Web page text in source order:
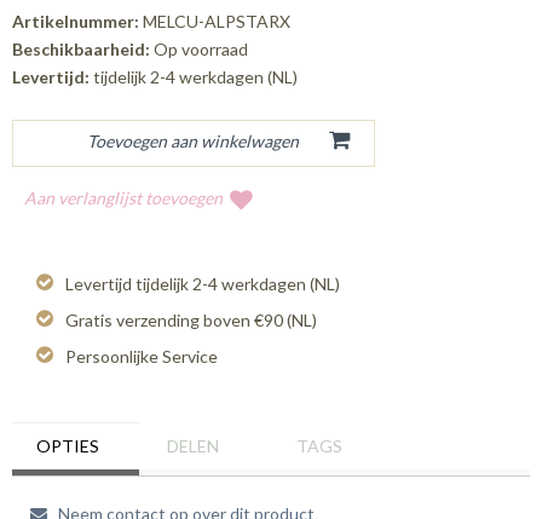
Artikelnummer: MELCU-ALPSTARX
Beschikbaarheid: Op voorraad
Levertijd: tijdelijk 2-4 werkdagen (NL)
Aan verlanglijst toevoegen
Levertijd tijdelijk 2-4 werkdagen (NL)
Gratis verzending boven €90 (NL)
Persoonlijke Service
OPTIES DELEN TAGS
Neem contact op over dit product